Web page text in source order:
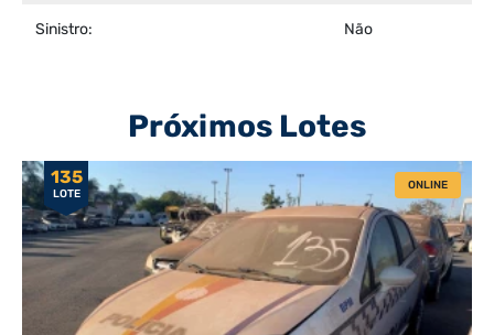
Sinistro: Não
Próximos Lotes
135
LOTE
ONLINE